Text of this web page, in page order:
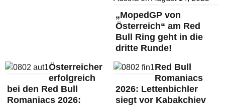
„MopedGP von
Österreich“ am Red
Bull Ring geht in die
dritte Runde!
Österreicher
erfolgreich
bei den Red Bull
Romaniacs 2026:
Red Bull
Romaniacs
2026: Lettenbichler
siegt vor Kabakchiev